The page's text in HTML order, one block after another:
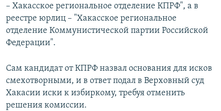
– Хакасское региональное отделение КПРФ", а в
реестре юрлиц – "Хакасское региональное
отделение Коммунистической партии Российской
Федерации".
Сам кандидат от КПРФ назвал основания для исков
смехотворными, и в ответ подал в Верховный суд
Хакасии иски к избиркому, требуя отменить
решения комиссии.